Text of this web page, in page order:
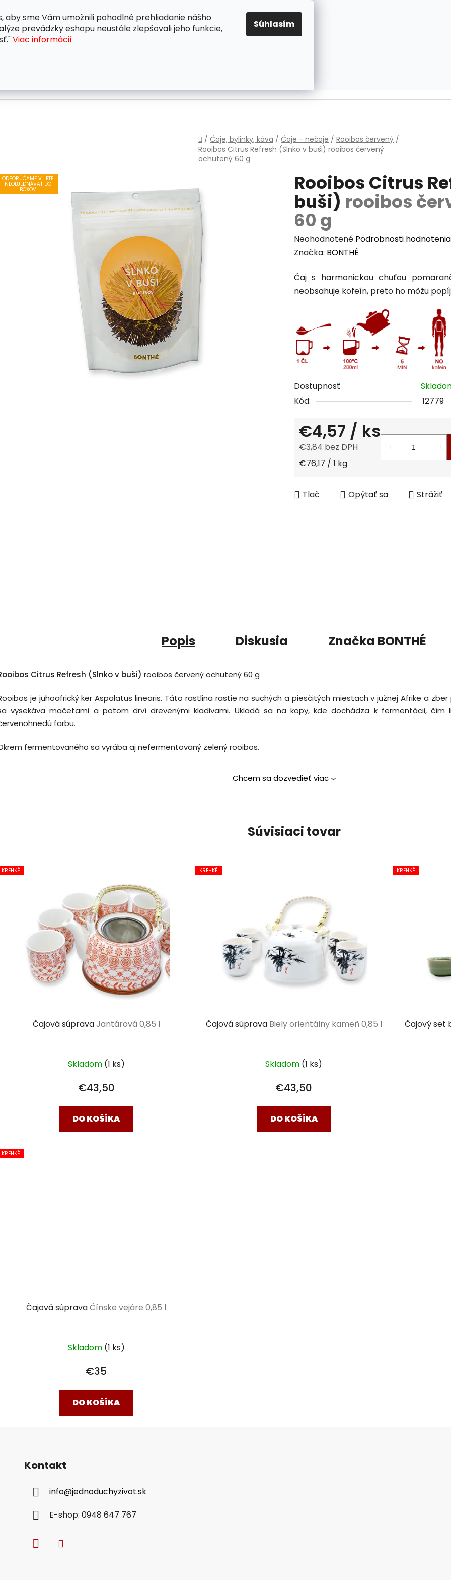
aby sme Vám umožnili pohodlné prehliadanie nášho
prevádzky eshopu neustále zlepšovali jeho funkcie,
Viac informácií
Súhlasím
OBCHODNÉ PODMIENKY OCHRANA OSOBNÝCH ÚDAJOV PRAVIDLÁ PRE COOKIES
EUR
Domov
/ Čaje, bylinky, káva / Čaje - nečaje / Rooibos červený /
Rooibos Citrus Refresh (Slnko v buši) rooibos červený
ochutený 60 g
Rooibos Citrus
buši) rooibos
60 g
Priemerné
hodnotenie
je
0,0
hviezdičiek.
Neohodnotené Podrobnosti hodnotenia
Značka: BONTHÉ
Čaj s harmonickou chuťou
neobsahuje kofeín, preto ho môžu
Dostupnosť
Kód:
12779
€4,57 / ks
€3,84 bez DPH
Jednotková cena:
€76,17 / 1 kg
Tlač Opýtať sa Strážiť
ODPORÚČAME V LETE
NEOBJEDNÁVAŤ DO
BOXOV
Popis Diskusia Značka BONTHÉ
Citrus Refresh (Slnko v buši) rooibos červený ochutený 60 g
je juhoafrický ker Aspalatus linearis. Táto rastlina rastie na suchých a piesčitých miestach v južnej Afrike a
vysekáva mačetami a potom drví drevenými kladivami. Ukladá sa na kopy, kde dochádza k fermentácii, čím
farbu.
fermentovaného sa vyrába aj nefermentovaný zelený rooibos.
Chcem sa dozvedieť viac
Súvisiaci tovar
KREHKÉ
Čajová súpravaJantárová 0,85 l
Skladom (1 ks)
€43,50
DO KOŠÍKA
KREHKÉ
Čajová súprava Biely orientálny kameň 0,85 l
Skladom (1 ks)
€43,50
DO KOŠÍKA
KREHKÉ
Čajový set
KREHKÉ
Čajová súpravaČínske vejáre 0,85 l
Skladom (1 ks)
€35
DO KOŠÍKA
Kontakt
info@jednoduchyzivot.sk
E-shop: 0948 647 767